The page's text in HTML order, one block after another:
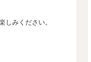
しみください。